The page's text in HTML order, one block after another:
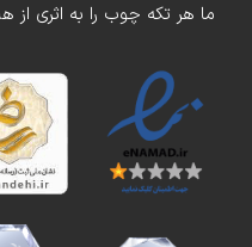
ما هر تکه چوب را به اثری از